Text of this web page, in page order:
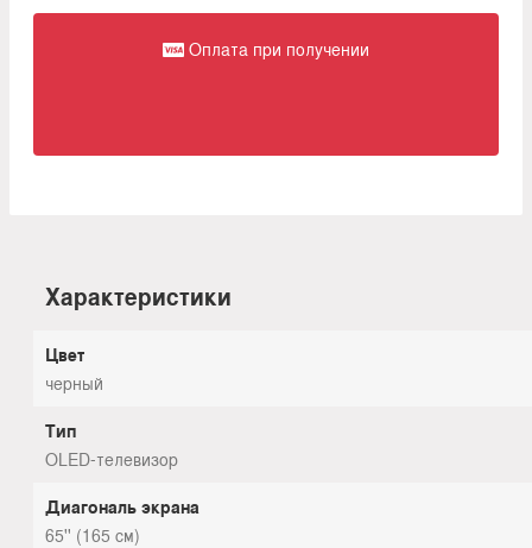
Оплата при получении
Характеристики
Цвет
черный
Тип
OLED-телевизор
Диагональ экрана
65'' (165 см)